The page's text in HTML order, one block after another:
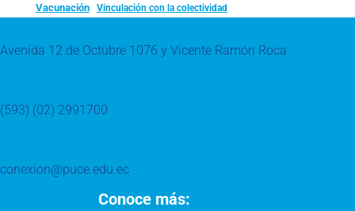
Vacunación
Vinculación con la colectividad
Avenida 12 de Octubre 1076 y Vicente Ramón Roca
(593) (02) 2991700
conexion@puce.edu.ec
Conoce más: